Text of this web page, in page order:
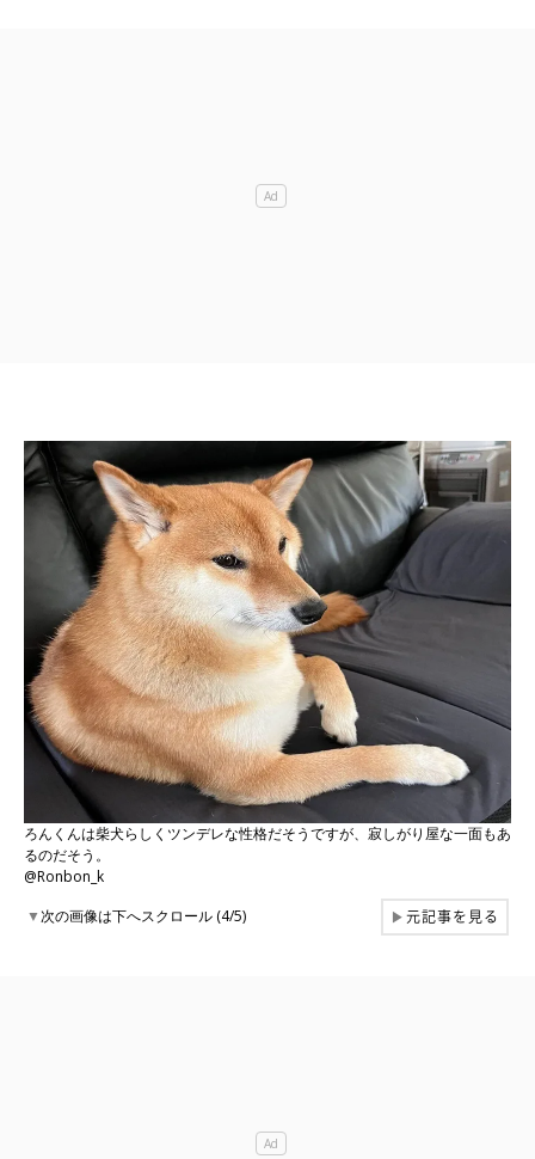
ろんくんは柴犬らしくツンデレな性格だそうですが、寂しがり屋な一面もあ
るのだそう。
@Ronbon_k
▼次の画像は下へスクロール (4/5) ▶元記事を見る